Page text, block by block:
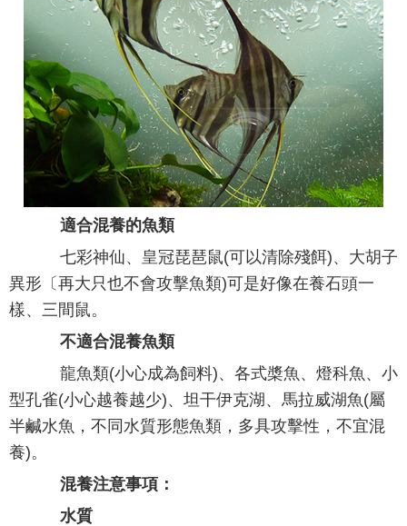
適合混養的魚類
七彩神仙、皇冠琵琶鼠(可以清除殘餌)、大胡子
異形〔再大只也不會攻擊魚類)可是好像在養石頭一
樣、三間鼠。
不適合混養魚類
龍魚類(小心成為飼料)、各式槳魚、燈科魚、小
型孔雀(小心越養越少)、坦干伊克湖、馬拉威湖魚(屬
半鹹水魚，不同水質形態魚類，多具攻擊性，不宜混
養)。
混養注意事項：
水質